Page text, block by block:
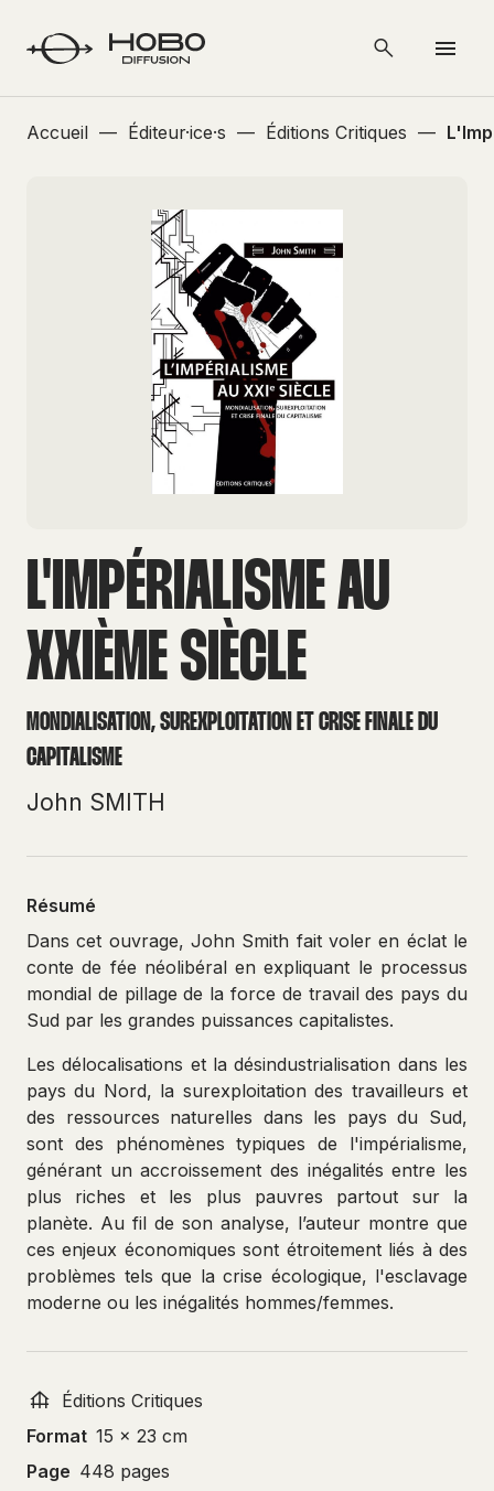
Accueil — Éditeur·ice·s — Éditions Critiques —
L'IMPÉRIALISME AU
XXIÈME SIÈCLE
MONDIALISATION, SUREXPLOITATION ET CRISE FINALE DU
CAPITALISME
John SMITH
Résumé
Dans cet ouvrage, John Smith fait voler en éclat le
conte de fée néolibéral en expliquant le processus
mondial de pillage de la force de travail des pays du
Sud par les grandes puissances capitalistes.
Les délocalisations et la désindustrialisation dans les
pays du Nord, la surexploitation des travailleurs et
des ressources naturelles dans les pays du Sud,
sont des phénomènes typiques de l'impérialisme,
générant un accroissement des inégalités entre les
plus riches et les plus pauvres partout sur la
planète. Au fil de son analyse, l’auteur montre que
ces enjeux économiques sont étroitement liés à des
problèmes tels que la crise écologique, l'esclavage
moderne ou les inégalités hommes/femmes.
Éditions Critiques
Format 15 x 23 cm
Page 448 pages